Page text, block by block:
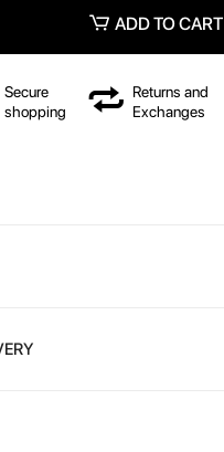
ADD TO CART
Secure
shopping
Returns and
Exchanges